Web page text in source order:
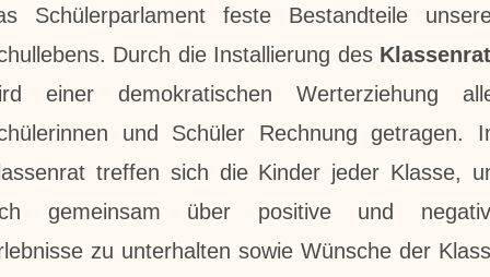
Schülerparlament feste Bestandteile
Durch die Installierung des
einer demokratischen Werterziehung
und Schüler Rechnung getragen.
treffen sich die Kinder jeder Klasse,
gemeinsam über positive und
zu unterhalten sowie Wünsche der